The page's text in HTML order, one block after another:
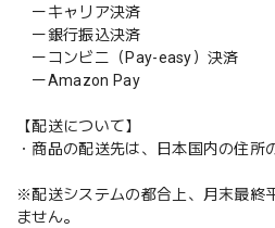
ーキャリア決済
ー銀行振込決済
ーコンビニ（Pay-easy）決済
ーAmazon Pay
【配送について】
・商品の配送先は、日本国内の住所
※配送システムの都合上、月末最終
ません。